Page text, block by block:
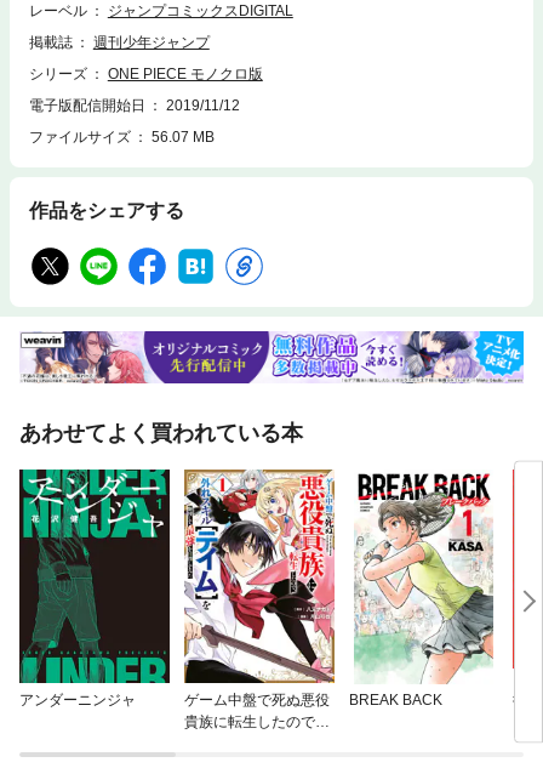
レーベル
ジャンプコミックスDIGITAL
掲載誌
週刊少年ジャンプ
シリーズ
ONE PIECE モノクロ版
電子版配信開始日
2019/11/12
ファイルサイズ
56.07 MB
作品をシェアする
あわせてよく買われている本
アンダーニンジャ
ゲーム中盤で死ぬ悪役
貴族に転生したので、
BREAK BACK 彼